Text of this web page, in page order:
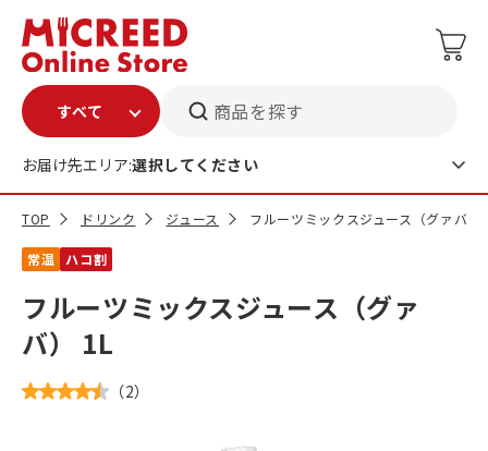
商品を探す
お届け先エリア:選択してください
TOP ドリンク ジュース フルーツミックスジュース（グァバ）
常温 ハコ割
フルーツミックスジュース（グァ
バ） 1L
（2）